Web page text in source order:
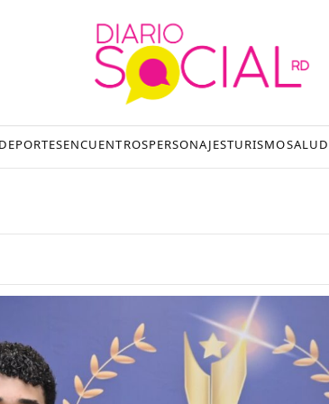
ENCUENTROSPERSONAJESTURISMOSALUD